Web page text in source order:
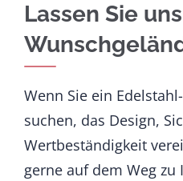
Lassen Sie
Wenn Sie ein
suchen, das Design,
Wertbeständigkeit
gerne auf dem Weg